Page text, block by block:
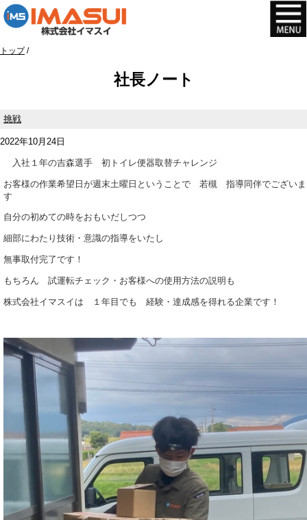
現
トップ/
社長ノート
挑戦
2022年10月24日
入社１年の吉森選手 初トイレ便器取替チャレンジ
お客様の作業希望日が週末土曜日ということで 若槻 指導同伴でございま
す
自分の初めての時をおもいだしつつ
細部にわたり技術・意識の指導をいたし
無事取付完了です！
もちろん 試運転チェック・お客様への使用方法の説明も
株式会社イマスイは １年目でも 経験・達成感を得れる企業です！